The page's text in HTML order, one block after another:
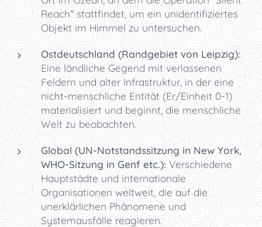
Reach" stattfindet, um ein unidentifiziertes
Objekt im Himmel zu untersuchen.
Ostdeutschland (Randgebiet von Leipzig):
Eine ländliche Gegend mit verlassenen
Feldern und alter Infrastruktur, in der eine
nicht-menschliche Entität (Er/Einheit 0-1)
materialisiert und beginnt, die menschliche
Welt zu beobachten.
Global (UN-Notstandssitzung in New York,
WHO-Sitzung in Genf etc.): Verschiedene
Hauptstädte und internationale
Organisationen weltweit, die auf die
unerklärlichen Phänomene und
Systemausfälle reagieren.